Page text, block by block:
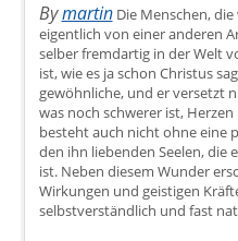
BymartinDie Menschen,
eigentlich von einer anderen
selber fremdartig in der Welt
ist, wie es ja schon Christus
gewöhnliche, und er versetzt
was noch schwerer ist,
besteht auch nicht ohne eine
den ihn liebenden Seelen, die
ist. Neben diesem Wunder
Wirkungen und geistigen
selbstverständlich und fast